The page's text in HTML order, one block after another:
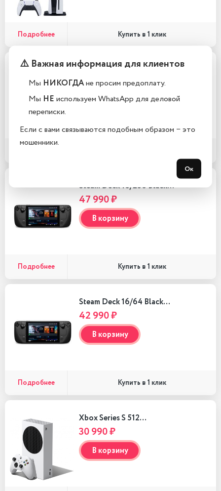
Подробнее Купить в 1 клик
Sony PlayStation 5 (Без привода)
…
52 990 ₽
Steam Deck 16/256 Black…
47 990 ₽
В корзину
Подробнее Купить в 1 клик
Steam Deck 16/64 Black…
42 990 ₽
В корзину
Подробнее Купить в 1 клик
Xbox Series S 512…
30 990 ₽
В корзину
⚠️ Важная информация для клиентов
Мы НИКОГДАне просим предоплату.
Мы НЕ используем WhatsApp для деловой
переписки.
Если с вами связываются подобным образом − это
мошенники.
Ок